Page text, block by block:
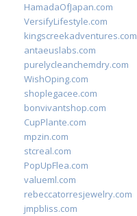
HamadaOfJapan.com
VersifyLifestyle.com
kingscreekadventures.com
antaeuslabs.com
purelycleanchemdry.com
WishOping.com
shoplegacee.com
bonvivantshop.com
CupPlante.com
mpzin.com
stcreal.com
PopUpFlea.com
valueml.com
rebeccatorresjewelry.com
jmpbliss.com